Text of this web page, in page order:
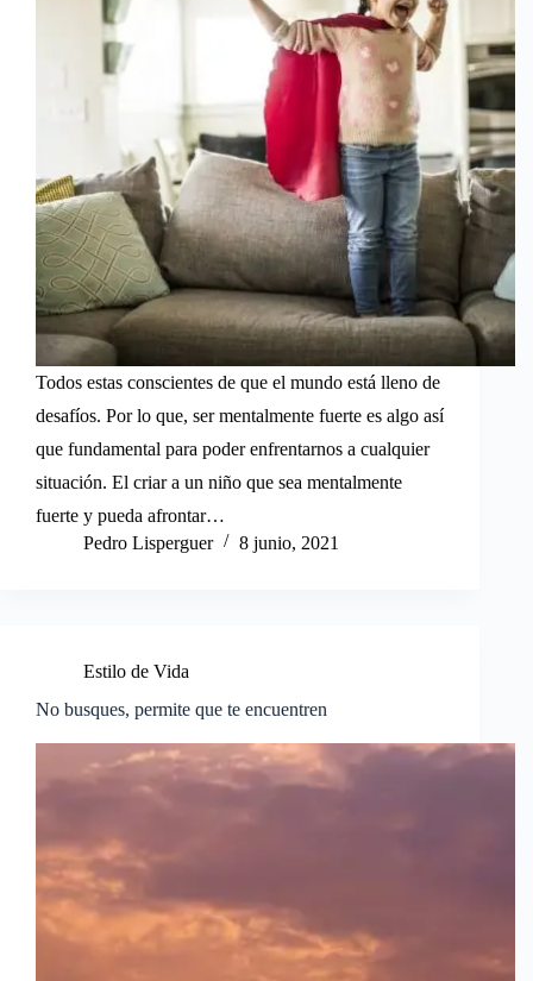
Todos estas conscientes de que el mundo está lleno de
desafíos. Por lo que, ser mentalmente fuerte es algo así
que fundamental para poder enfrentarnos a cualquier
situación. El criar a un niño que sea mentalmente
fuerte y pueda afrontar…
Pedro Lisperguer
8 junio, 2021
Estilo de Vida
No busques, permite que te encuentren